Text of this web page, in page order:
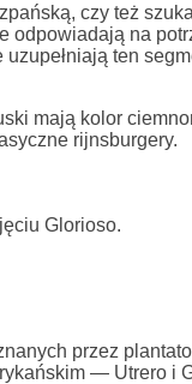
czy też
odpowiadają na
ten
mają kolor
rijnsburgery.
Glorioso.
przez
— Utrero i